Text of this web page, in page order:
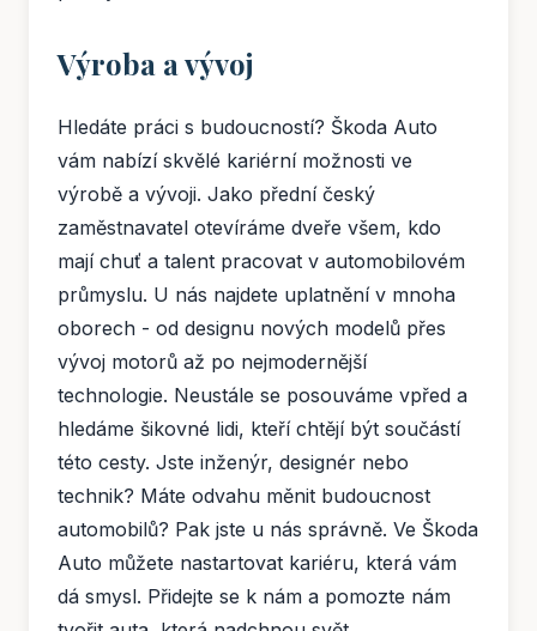
Výroba a vývoj
Hledáte práci s budoucností? Škoda Auto
vám nabízí skvělé kariérní možnosti ve
výrobě a vývoji. Jako přední český
zaměstnavatel otevíráme dveře všem, kdo
mají chuť a talent pracovat v automobilovém
průmyslu. U nás najdete uplatnění v mnoha
oborech - od designu nových modelů přes
vývoj motorů až po nejmodernější
technologie. Neustále se posouváme vpřed a
hledáme šikovné lidi, kteří chtějí být součástí
této cesty. Jste inženýr, designér nebo
technik? Máte odvahu měnit budoucnost
automobilů? Pak jste u nás správně. Ve Škoda
Auto můžete nastartovat kariéru, která vám
dá smysl. Přidejte se k nám a pomozte nám